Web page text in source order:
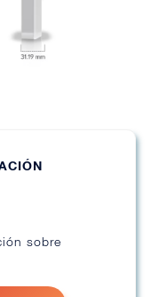
sobre